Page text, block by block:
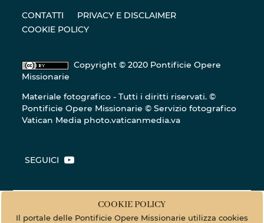
CONTATTI
PRIVACY E DISCLAIMER
COOKIE POLICY
Copyright © 2020 Pontificie Opere
Missionarie
Materiale fotografico - Tutti i diritti riservati. ©
Pontificie Opere Missionarie © Servizio fotografico
Vatican Media photo.vaticanmedia.va
SEGUICI
COOKIE POLICY
Il portale delle Pontificie Opere Missionarie utilizza cookies